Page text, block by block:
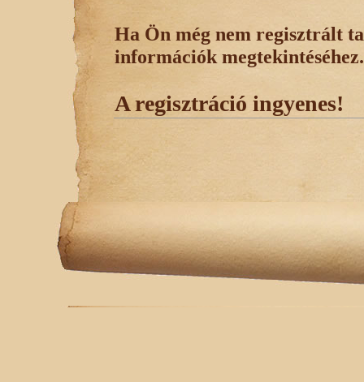
Ha Ön még nem regisztrált
információk megtekintéséhez.
A regisztráció ingyenes!